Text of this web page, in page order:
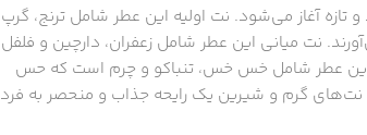
آغاز می‌شود. نت اولیه این عطر شامل ترنج، گرپ
نت میانی این عطر شامل زعفران، دارچین و فلفل
این عطر شامل خس خس، تنباکو و چرم است که حس
نت‌های گرم و شیرین یک رایحه جذاب و منحصر به فرد